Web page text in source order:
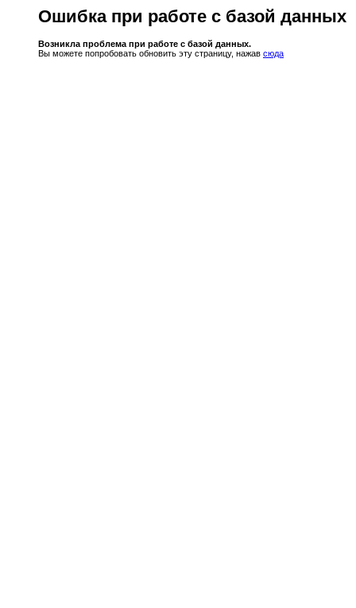
Ошибка при работе с базой данных
Возникла проблема при работе с базой данных.
Вы можете попробовать обновить эту страницу, нажав сюда